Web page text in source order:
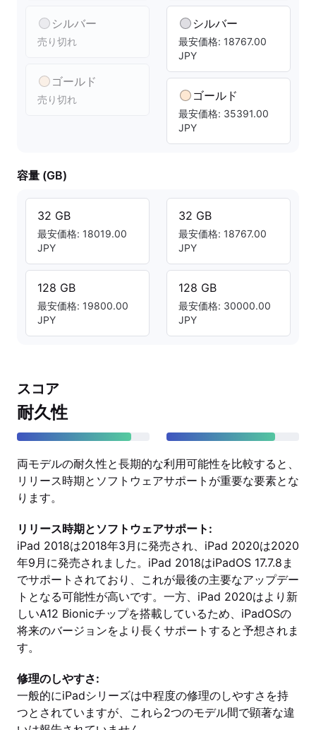
シルバー
売り切れ
ゴールド
売り切れ
シルバー
最安価格: 18767.00
JPY
ゴールド
最安価格: 35391.00
JPY
容量 (GB)
32 GB
最安価格: 18019.00
JPY
128 GB
最安価格: 19800.00
JPY
32 GB
最安価格: 18767.00
JPY
128 GB
最安価格: 30000.00
JPY
スコア
耐久性
両モデルの耐久性と長期的な利用可能性を比較すると、
リリース時期とソフトウェアサポートが重要な要素とな
ります。
リリース時期とソフトウェアサポート:
iPad 2018は2018年3月に発売され、iPad 2020は2020
年9月に発売されました。iPad 2018はiPadOS 17.7.8ま
でサポートされており、これが最後の主要なアップデー
トとなる可能性が高いです。一方、iPad 2020はより新
しいA12 Bionicチップを搭載しているため、iPadOSの
将来のバージョンをより長くサポートすると予想されま
す。
修理のしやすさ:
一般的にiPadシリーズは中程度の修理のしやすさを持
つとされていますが、これら2つのモデル間で顕著な違